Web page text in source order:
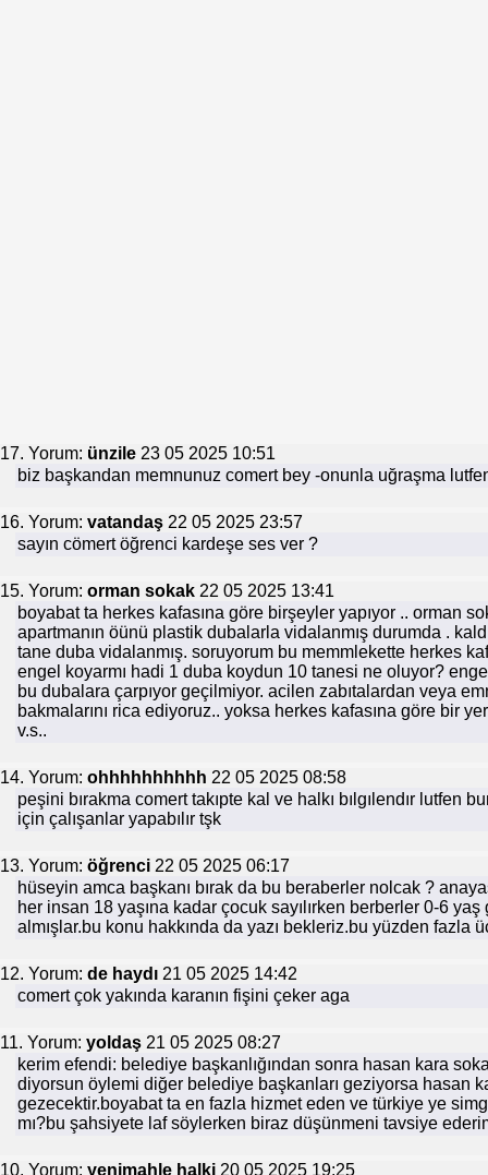
17. Yorum: ünzile 23 05 2025 10:51
biz başkandan memnunuz comert bey -onunla uğraşma
16. Yorum: vatandaş 22 05 2025 23:57
sayın cömert öğrenci kardeşe ses ver ?
15. Yorum: orman sokak 22 05 2025 13:41
boyabat ta herkes kafasına göre birşeyler yapıyor .. orman
apartmanın öünü plastik dubalarla vidalanmış durumda .
tane duba vidalanmış. soruyorum bu memmlekette herkes
engel koyarmı hadi 1 duba koydun 10 tanesi ne oluyor?
bu dubalara çarpıyor geçilmiyor. acilen zabıtalardan veya
bakmalarını rica ediyoruz.. yoksa herkes kafasına göre bir
v.s..
14. Yorum: ohhhhhhhhhh 22 05 2025 08:58
peşini bırakma comert takıpte kal ve halkı bılgılendır lutfen
için çalışanlar yapabılır tşk
13. Yorum: öğrenci 22 05 2025 06:17
hüseyin amca başkanı bırak da bu beraberler nolcak ?
her insan 18 yaşına kadar çocuk sayılırken berberler 0-6
almışlar.bu konu hakkında da yazı bekleriz.bu yüzden fazla
12. Yorum: de haydı 21 05 2025 14:42
comert çok yakında karanın fişini çeker aga
11. Yorum: yoldaş 21 05 2025 08:27
kerim efendi: belediye başkanlığından sonra hasan kara
diyorsun öylemi diğer belediye başkanları geziyorsa hasan
gezecektir.boyabat ta en fazla hizmet eden ve türkiye ye
mı?bu şahsiyete laf söylerken biraz düşünmeni tavsiye
10. Yorum: yenimahle halki 20 05 2025 19:25